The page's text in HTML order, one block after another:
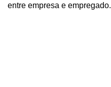
entre empresa e empregado.